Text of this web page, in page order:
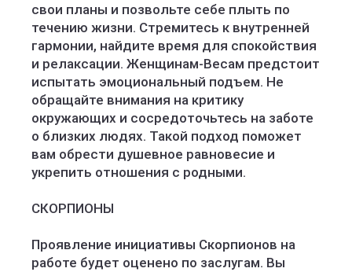
свои планы и позвольте себе плыть по
течению жизни. Стремитесь к внутренней
гармонии, найдите время для спокойствия
и релаксации. Женщинам-Весам предстоит
испытать эмоциональный подъем. Не
обращайте внимания на критику
окружающих и сосредоточьтесь на заботе
о близких людях. Такой подход поможет
вам обрести душевное равновесие и
укрепить отношения с родными.
СКОРПИОНЫ
Проявление инициативы Скорпионов на
работе будет оценено по заслугам. Вы